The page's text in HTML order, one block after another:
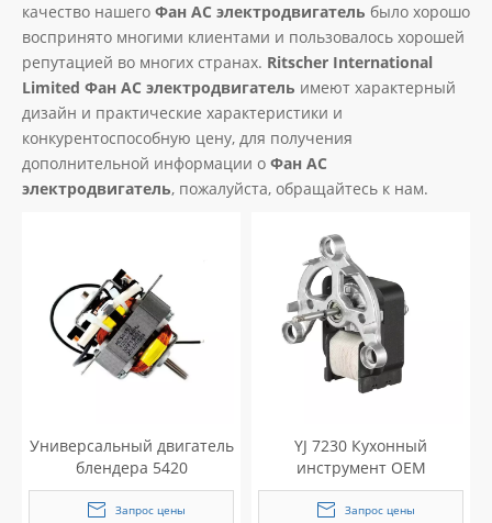
качество нашего Фан AC электродвигатель было хорошо
воспринято многими клиентами и пользовалось хорошей
репутацией во многих странах. Ritscher International
Limited Фан AC электродвигатель имеют характерный
дизайн и практические характеристики и
конкурентоспособную цену, для получения
дополнительной информации о Фан AC
электродвигатель, пожалуйста, обращайтесь к нам.
Универсальный двигатель
блендера 5420
переменного тока
Запрос цены
YJ 7230 Кухонный
инструмент OEM
Однофразовый
электродвигатель
Запрос цены